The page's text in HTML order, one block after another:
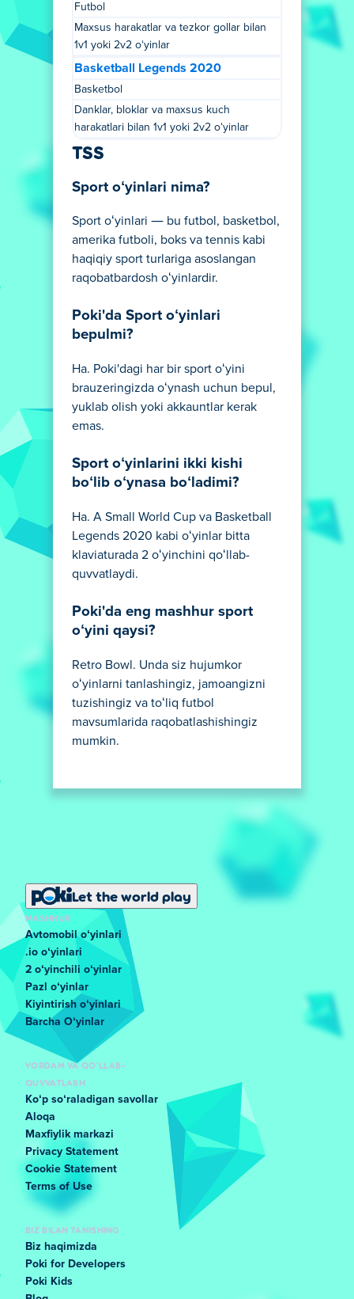
Futbol
Maxsus harakatlar va tezkor gollar bilan
1v1 yoki 2v2 oʻyinlar
Basketball Legends 2020
Basketbol
Danklar, bloklar va maxsus kuch
harakatlari bilan 1v1 yoki 2v2 oʻyinlar
TSS
Sport oʻyinlari nima?
Sport oʻyinlari — bu futbol, basketbol,
amerika futboli, boks va tennis kabi
haqiqiy sport turlariga asoslangan
raqobatbardosh oʻyinlardir.
Poki'da Sport oʻyinlari
bepulmi?
Ha. Poki'dagi har bir sport oʻyini
brauzeringizda oʻynash uchun bepul,
yuklab olish yoki akkauntlar kerak
emas.
Sport oʻyinlarini ikki kishi
boʻlib oʻynasa boʻladimi?
Ha. A Small World Cup va Basketball
Legends 2020 kabi oʻyinlar bitta
klaviaturada 2 oʻyinchini qoʻllab-
quvvatlaydi.
Poki'da eng mashhur sport
oʻyini qaysi?
Retro Bowl. Unda siz hujumkor
oʻyinlarni tanlashingiz, jamoangizni
tuzishingiz va toʻliq futbol
mavsumlarida raqobatlashishingiz
mumkin.
Let the world play
MASHHUR
Avtomobil oʻyinlari
.io oʻyinlari
2 oʻyinchili oʻyinlar
Pazl oʻyinlar
Kiyintirish oʻyinlari
Barcha Oʻyinlar
YORDAM VA QO'LLAB-
QUVVATLASH
Koʻp soʻraladigan savollar
Aloqa
Maxfiylik markazi
Privacy Statement
Cookie Statement
Terms of Use
BIZ BILAN TANISHING
Biz haqimizda
Poki for Developers
Poki Kids